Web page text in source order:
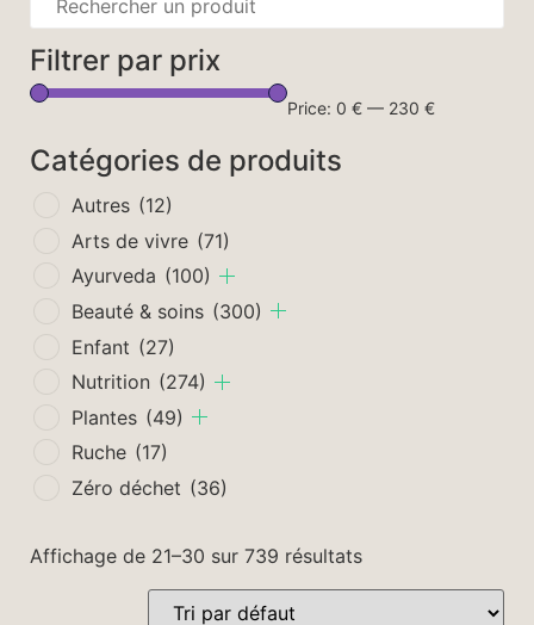
Filtrer par prix
Price: 0 € — 230 €
Catégories de produits
Autres (12)
Arts de vivre (71)
Ayurveda (100)
Beauté & soins (300)
Enfant (27)
Nutrition (274)
Plantes (49)
Ruche (17)
Zéro déchet (36)
Affichage de 21–30 sur 739 résultats